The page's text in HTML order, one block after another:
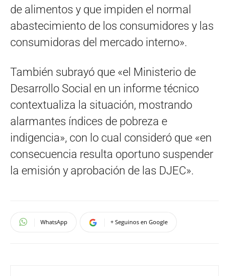
de alimentos y que impiden el normal
abastecimiento de los consumidores y las
consumidoras del mercado interno».
También subrayó que «el Ministerio de
Desarrollo Social en un informe técnico
contextualiza la situación, mostrando
alarmantes índices de pobreza e
indigencia», con lo cual consideró que «en
consecuencia resulta oportuno suspender
la emisión y aprobación de las DJEC».
WhatsApp + Seguinos en Google